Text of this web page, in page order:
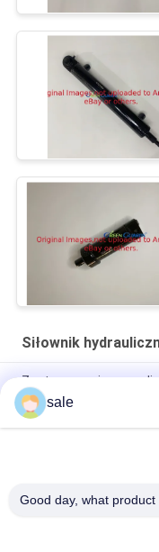
Siłownik
Zestaw serwisowy
Toro Groundsmaster/
Kosiarka trawnika
sale
Good day, what